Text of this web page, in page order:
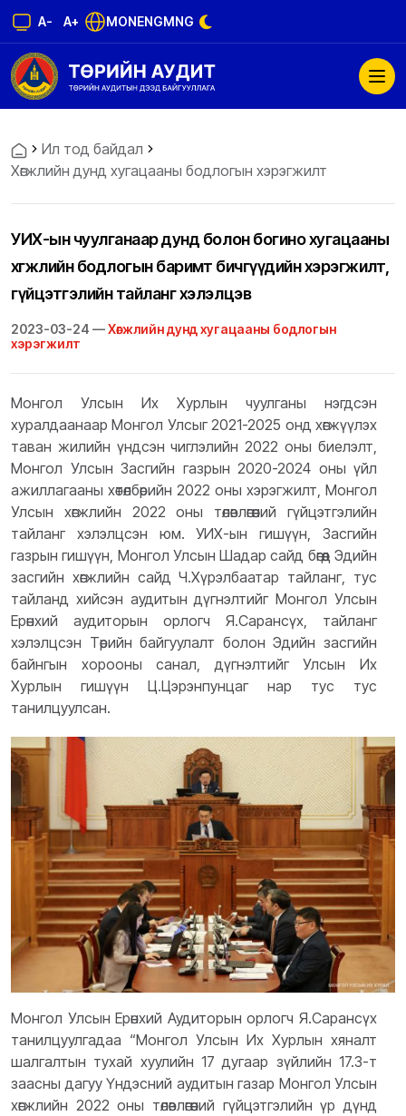
A- A+ MONENGMNG
Ил тод байдал
Хөгжлийн дунд хугацааны бодлогын хэрэгжилт
УИХ-ын чуулганаар дунд болон богино хугацааны
хөгжлийн бодлогын баримт бичгүүдийн хэрэгжилт,
гүйцэтгэлийн тайланг хэлэлцэв
2023-03-24 —Хөгжлийн дунд хугацааны бодлогын
хэрэгжилт
Монгол Улсын Их Хурлын чуулганы нэгдсэн
хуралдаанаар Монгол Улсыг 2021-2025 онд хөгжүүлэх
таван жилийн үндсэн чиглэлийн 2022 оны биелэлт,
Монгол Улсын Засгийн газрын 2020-2024 оны үйл
ажиллагааны хөтөлбөрийн 2022 оны хэрэгжилт, Монгол
Улсын хөгжлийн 2022 оны төлөвлөгөөний гүйцэтгэлийн
тайланг хэлэлцсэн юм. УИХ-ын гишүүн, Засгийн
газрын гишүүн, Монгол Улсын Шадар сайд бөгөөд Эдийн
засгийн хөгжлийн сайд Ч.Хүрэлбаатар тайланг, тус
тайланд хийсэн аудитын дүгнэлтийг Монгол Улсын
Ерөнхий аудиторын орлогч Я.Сарансүх, тайланг
хэлэлцсэн Төрийн байгуулалт болон Эдийн засгийн
байнгын хорооны санал, дүгнэлтийг Улсын Их
Хурлын гишүүн Ц.Цэрэнпунцаг нар тус тус
танилцуулсан.
Монгол Улсын Ерөнхий Аудиторын орлогч Я.Сарансүх
танилцуулгадаа “Монгол Улсын Их Хурлын хяналт
шалгалтын тухай хуулийн 17 дугаар зүйлийн 17.3-т
заасны дагуу Үндэсний аудитын газар Монгол Улсын
хөгжлийн 2022 оны төлөвлөгөөний гүйцэтгэлийн үр дүнд